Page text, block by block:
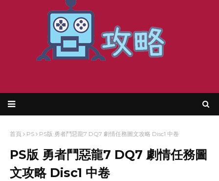
首頁 PS PS版 勇者鬥惡龍7 DQ7 劇情任務圖文攻略 Disc1 中卷
PS版 勇者鬥惡龍7 DQ7 劇情任務圖
文攻略 Disc1 中卷